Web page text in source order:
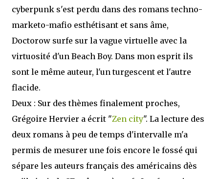
cyberpunk s'est perdu dans des romans techno-
marketo-mafio esthétisant et sans âme,
Doctorow surfe sur la vague virtuelle avec la
virtuosité d'un Beach Boy. Dans mon esprit ils
sont le même auteur, l'un turgescent et l'autre
flacide.
Deux : Sur des thèmes finalement proches,
Grégoire Hervier a écrit "Zen city". La lecture des
deux romans à peu de temps d'intervalle m'a
permis de mesurer une fois encore le fossé qui
sépare les auteurs français des américains dès